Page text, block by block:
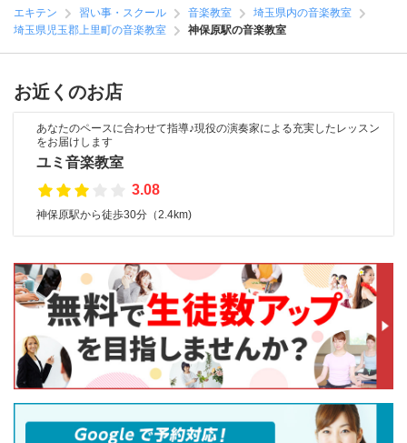
エキテン 習い事・スクール 音楽教室
埼玉県内の音楽教室
埼玉県児玉郡上里町の音楽教室
神保原駅の音楽教室
お近くのお店
あなたのペースに合わせて指導♪現役の演奏家による充実したレッスン
をお届けします
ユミ音楽教室
3.08
神保原駅から徒歩30分（2.4km)